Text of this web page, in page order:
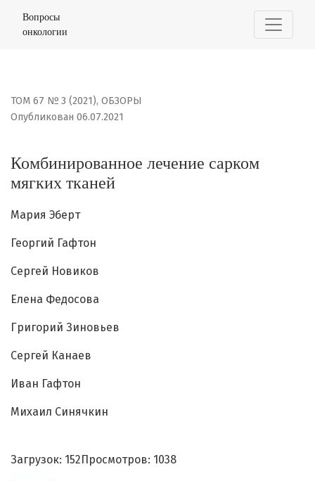
Комбинированное лечение сарком мягких тканей
Вопросы
онкологии
ТОМ 67 № 3 (2021), ОБЗОРЫ
Комбинированное лечение сарком
мягких тканей
Опубликован 06.07.2021
Мария Эберт
Георгий Гафтон
Сергей Новиков
Елена Федосова
Григорий Зиновьев
Сергей Канаев
Иван Гафтон
Михаил Синячкин
Загрузок: 152 Просмотров: 1038